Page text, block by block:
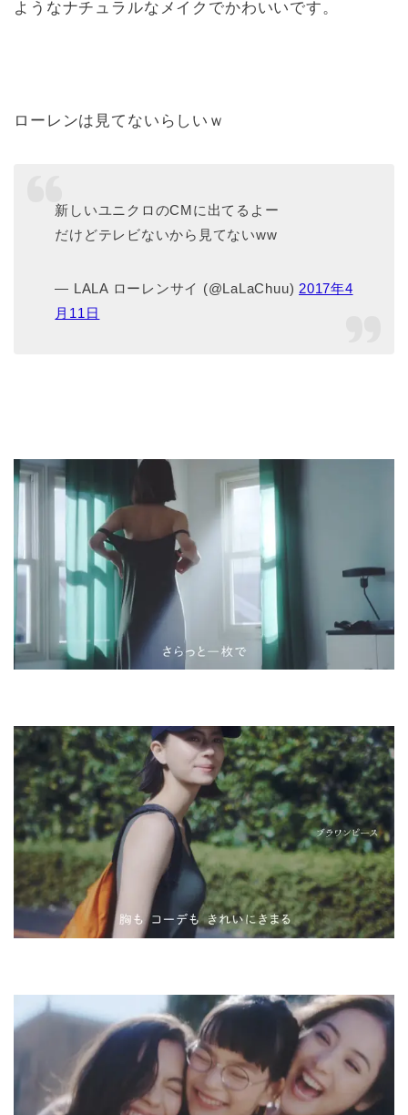
ようなナチュラルなメイクでかわいいです。
ローレンは見てないらしいｗ
新しいユニクロのCMに出てるよー
だけどテレビないから見てないww
— LALA ローレンサイ (@LaLaChuu) 2017年4
月11日